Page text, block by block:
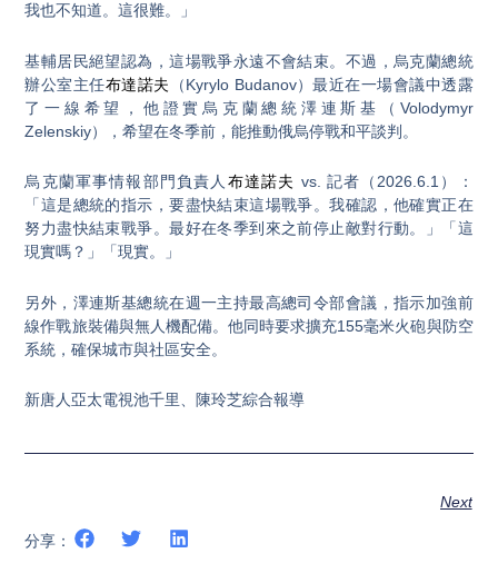
我也不知道。這很難。」
基輔居民絕望認為，這場戰爭永遠不會結束。不過，烏克蘭總統
辦公室主任布達諾夫 （Kyrylo Budanov）最近在一場會議中透露
了一線希望，他證實烏克蘭總統澤連斯基（Volodymyr
Zelenskiy），希望在冬季前，能推動俄烏停戰和平談判。
烏克蘭軍事情報部門負責人 布達諾夫 vs. 記者（2026.6.1）：
「這是總統的指示，要盡快結束這場戰爭。我確認，他確實正在
努力盡快結束戰爭。最好在冬季到來之前停止敵對行動。」「這
現實嗎？」「現實。」
另外，澤連斯基總統在週一主持最高總司令部會議，指示加強前
線作戰旅裝備與無人機配備。他同時要求擴充155毫米火砲與防空
系統，確保城市與社區安全。
新唐人亞太電視池千里、陳玲芝綜合報導
Next
分享：